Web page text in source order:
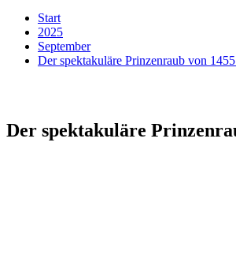
Start
2025
September
Der spektakuläre Prinzenraub von
Der spektakuläre